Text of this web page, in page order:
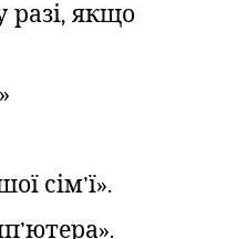
разі, якщо
сім’ї».